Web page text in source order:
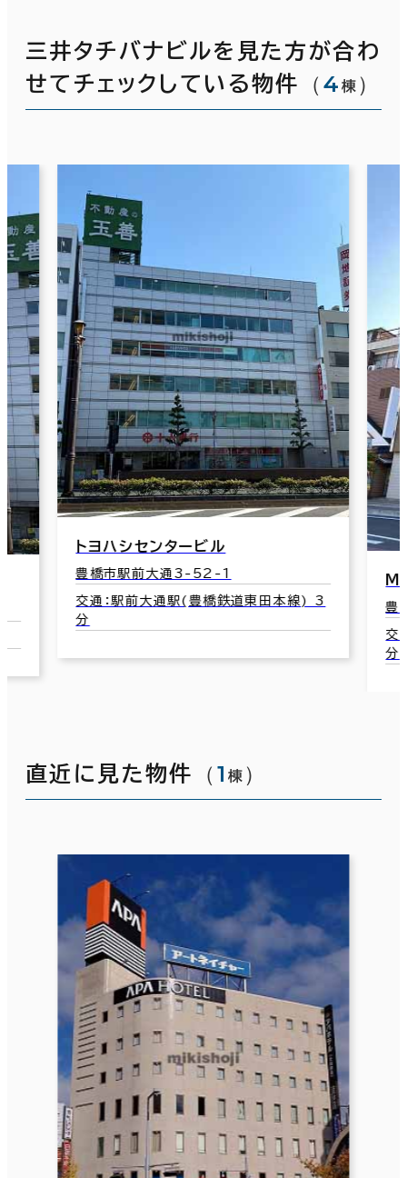
三井タチバナビルを見た方が合わ
せてチェックしている物件
（4 棟 ）
トヨハシセンタービル
豊橋市駅前大通3-52-1
交通：駅前大通駅(豊橋鉄道東田本線) 3
分
Ｍ
豊
交
分
直近に見た物件 （1 棟 ）